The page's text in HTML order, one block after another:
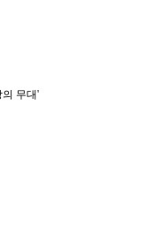
무대'